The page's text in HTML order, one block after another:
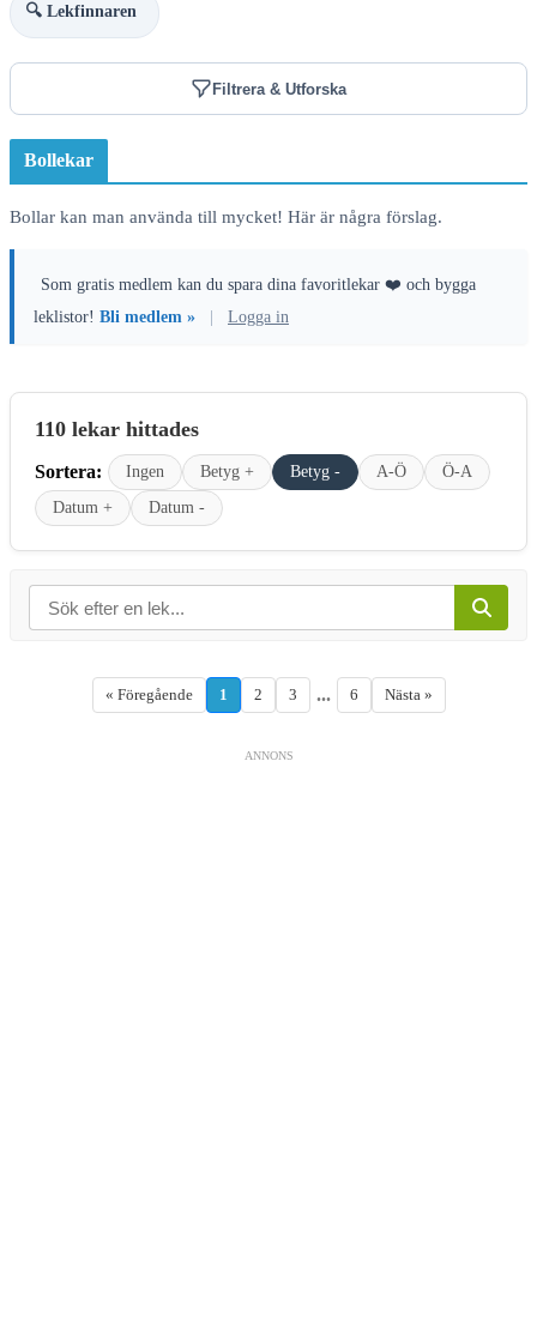
🔍 Lekfinnaren
Filtrera & Utforska
Bollekar
Bollar kan man använda till mycket! Här är några förslag.
Som gratis medlem kan du spara dina favoritlekar ❤️ och bygga
leklistor! Bli medlem » Logga in
110 lekar hittades
Sortera: Ingen Betyg + Betyg - A-Ö
Ö-A
Datum +
Datum -
« Föregående 1 2 3 ... 6 Nästa »
ANNONS